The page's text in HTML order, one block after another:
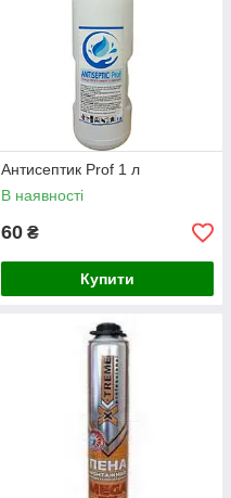
Антисептик Prof 1 л
В наявності
60 ₴
Купити